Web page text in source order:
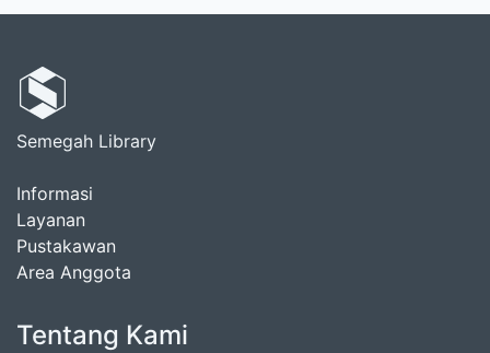
Semegah Library
Informasi
Layanan
Pustakawan
Area Anggota
Tentang Kami